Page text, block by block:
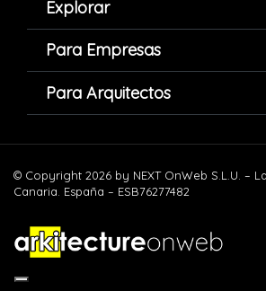
Explorar
Para Empresas
Para Arquitectos
© Copyright 2026 by NEXT OnWeb S.L.U. –
Canaria. España – ESB76277482